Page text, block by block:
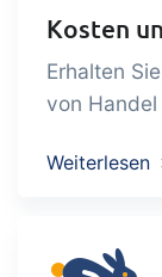
Kosten
Erhalten
von
Weiterlesen